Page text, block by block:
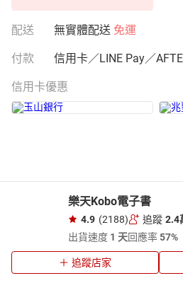
配送 無實體配送 免運
付款 信用卡／LINE Pay／
信用卡優惠
樂天Kobo電子書
4.9 (2188) 追蹤 2.4
出貨速度 1 天回應率57%
追蹤店家